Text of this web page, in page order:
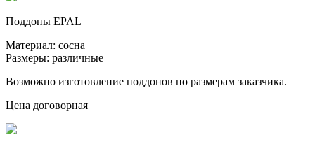
Поддоны EPAL
Материал: сосна
Размеры: различные
Возможно изготовление поддонов по размерам заказчика.
Цена договорная